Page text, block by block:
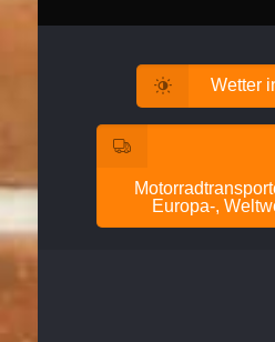
Wetter
Europa-,